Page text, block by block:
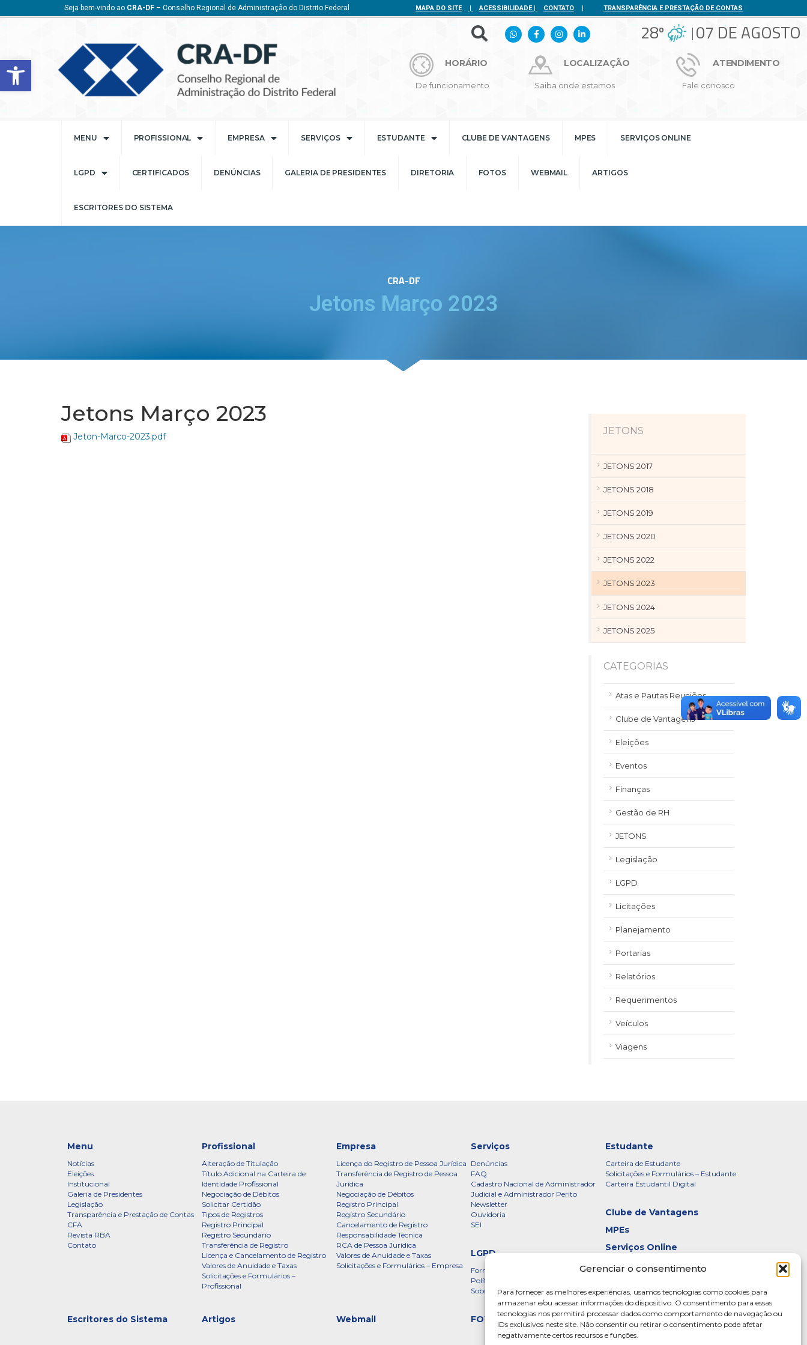
Barra de Ferramentas Aberta
Gerenciar o consentimento
Para fornecer as melhores experiências, usamos tecnologias como cookies para
armazenar e/ou acessar informações do dispositivo. O consentimento para essas
tecnologias nos permitirá processar dados como comportamento de navegação ou
IDs exclusivos neste site. Não consentir ou retirar o consentimento pode afetar
negativamente certos recursos e funções.
Seja bem-vindo ao CRA-DF – Conselho Regional de Administração do Distrito Federal MAPA DO SITE | ACESSIBILIDADE| CONTATO | TRANSPARÊNCIA E PRESTAÇÃO DE CONTAS
28º 07 DE AGOSTO
HORÁRIO
De funcionamento
LOCALIZAÇÃO
Saiba onde estamos
ATENDIMENTO
Fale conosco
MENU PROFISSIONAL EMPRESA SERVIÇOS ESTUDANTE CLUBE DE VANTAGENS MPES SERVIÇOS ONLINE
LGPD CERTIFICADOS DENÚNCIAS GALERIA DE PRESIDENTES DIRETORIA FOTOS WEBMAIL ARTIGOS
ESCRITORES DO SISTEMA
CRA-DF
Jetons Março 2023
Jetons Março 2023
Jeton-Marco-2023.pdf JETONS
JETONS 2017
JETONS 2018
JETONS 2019
JETONS 2020
JETONS 2022
JETONS 2023
JETONS 2024
JETONS 2025
CATEGORIAS
Atas e Pautas Reuniões
Clube de Vantagens
Eleições
Eventos
Finanças
Gestão de RH
JETONS
Legislação
LGPD
Licitações
Planejamento
Portarias
Relatórios
Requerimentos
Veículos
Viagens
Menu
Notícias
Eleições
Institucional
Galeria de Presidentes
Legislação
Transparência e Prestação de Contas
CFA
Revista RBA
Contato
Profissional
Alteração de Titulação
Título Adicional na Carteira de
Identidade Profissional
Negociação de Débitos
Solicitar Certidão
Tipos de Registros
Registro Principal
Registro Secundário
Transferência de Registro
Licença e Cancelamento de Registro
Valores de Anuidade e Taxas
Solicitações e Formulários –
Profissional
Empresa
Licença do Registro de Pessoa Jurídica
Transferência de Registro de Pessoa
Jurídica
Negociação de Débitos
Registro Principal
Registro Secundário
Cancelamento de Registro
Responsabilidade Técnica
RCA de Pessoa Jurídica
Valores de Anuidade e Taxas
Solicitações e Formulários – Empresa
Serviços
Denúncias
FAQ
Cadastro Nacional de Administrador
Judicial e Administrador Perito
Newsletter
Ouvidoria
SEI
Estudante
Carteira de Estudante
Solicitações e Formulários – Estudante
Carteira Estudantil Digital
Clube de Vantagens
MPEs
Serviços Online
LGPD
Formulário
Política de Privacidade – CRADF
Sobre a LGPD
Certificados
Galeria de Presidentes
Diretoria
FOTOS
Webmail
Artigos
Escritores do Sistema